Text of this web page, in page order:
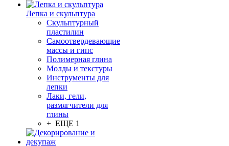
Лепка и скульптура
Скульптурный
пластилин
Самоотвердевающие
массы и гипс
Полимерная глина
Молды и текстуры
Инструменты для
лепки
Лаки, гели,
размягчители для
глины
+ ЕЩЕ 1